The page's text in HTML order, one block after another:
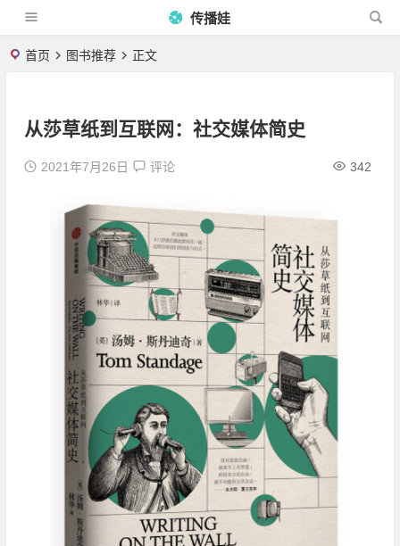
传播娃
首页 图书推荐 正文
从莎草纸到互联网：社交媒体简史
2021年7月26日 评论 342